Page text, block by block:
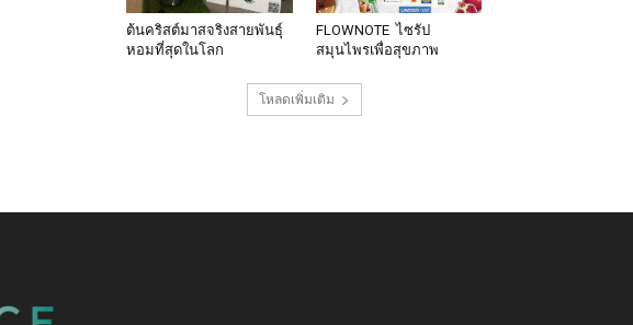
ต้นคริสต์มาสจริงสายพันธุ์
หอมที่สุดในโลก
FLOWNOTE ไซรัป
สมุนไพรเพื่อสุขภาพ
โหลดเพิ่มเติม